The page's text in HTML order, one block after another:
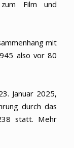
Film und
mit
also vor 80
Januar 2025,
durch das
statt. Mehr